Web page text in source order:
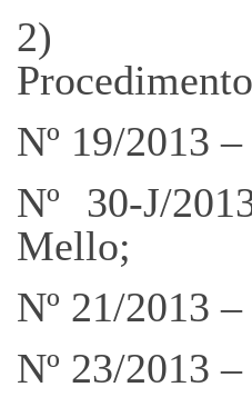
2)
Nº 19/2013
Nº 30-J/
Mello;
Nº 21/2013
Nº 23/2013